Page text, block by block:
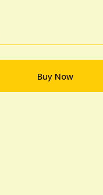
Buy Now